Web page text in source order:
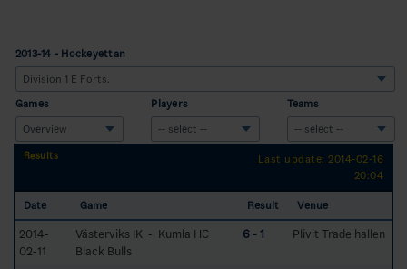
2013-14 - Hockeyettan
Games Players Teams
Results
Last update: 2014-02-16
20:04
Date Game Result Venue
2014-
02-11
Västerviks IK - Kumla HC
Black Bulls
6 - 1 Plivit Trade hallen